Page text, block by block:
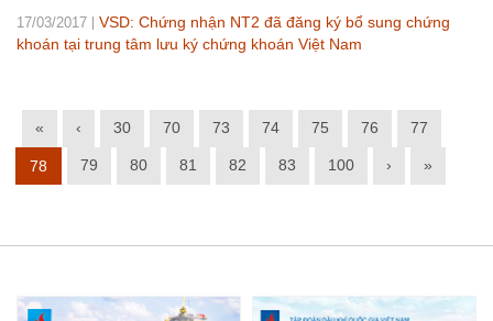
17/03/2017
VSD: Chứng nhận NT2 đã đăng ký bổ sung chứng
khoán tại trung tâm lưu ký chứng khoán Việt Nam
« ‹ 30 70 73 74 75 76 77
78 79 80 81 82 83 100 › »